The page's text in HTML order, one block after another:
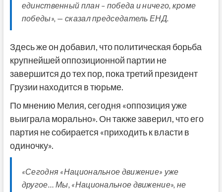
единственный план – победа и ничего, кроме
победы», — сказал председатель ЕНД.
Здесь же он добавил, что политическая борьба
крупнейшей оппозиционной партии не
завершится до тех пор, пока третий президент
Грузии находится в тюрьме.
По мнению Мелия, сегодня «оппозиция уже
выиграла морально». Он также заверил, что его
партия не собирается «приходить к власти в
одиночку».
«Сегодня «Национальное движение» уже
другое… Мы, «Национальное движение», не